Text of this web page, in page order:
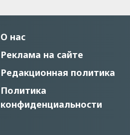
О нас
Реклама на сайте
Редакционная политика
Политика
конфиденциальности